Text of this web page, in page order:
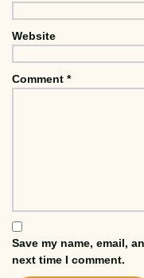
Website
Comment *
Save my name, email,
next time I comment.